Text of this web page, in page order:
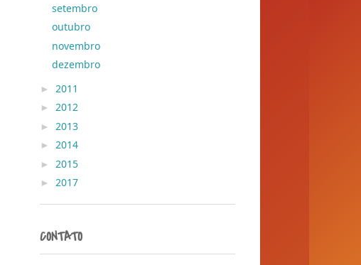
setembro
outubro
novembro
dezembro
► 2011
► 2012
► 2013
► 2014
► 2015
► 2017
CONTATO